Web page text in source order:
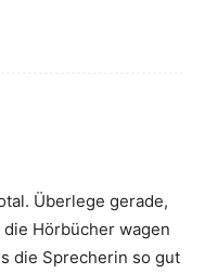
Überlege gerade,
Hörbücher wagen
die Sprecherin so gut